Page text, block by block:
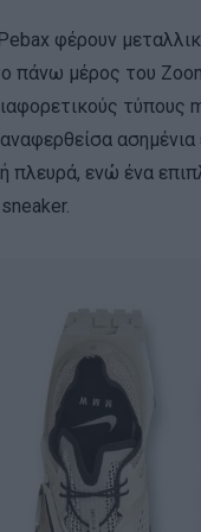
φέρουν
πάνω μέρος του
τύπους
πλευρά, ενώ ένα